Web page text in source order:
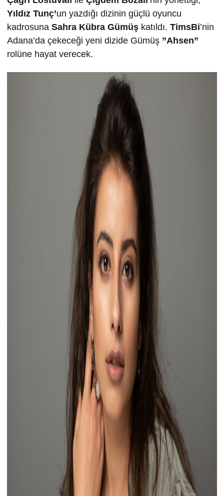
Yıldız Tunç’un yazdığı dizinin güçlü oyuncu
kadrosuna Sahra Kübra Gümüş katıldı. TimsBi’nin
Adana’da çekeceği yeni dizide Gümüş ”Ahsen”
rolüne hayat verecek.